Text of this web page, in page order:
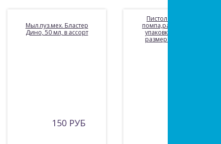
Мыл.пуз.мех. Бластер
Дино, 50 мл, в ассорт
150 РУБ
Пистолет водный,
помпа,размер 34 см,
упаковка: коробка,
размер: 34х20х5см